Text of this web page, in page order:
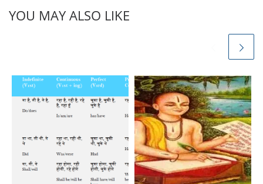
YOU MAY ALSO LIKE